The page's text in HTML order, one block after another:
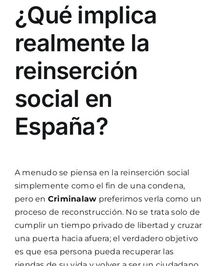
¿Qué implica
realmente la
reinserción
social en
España?
A menudo se piensa en la reinserción social
simplemente como el fin de una condena,
pero en Criminalaw preferimos verla como un
proceso de reconstrucción. No se trata solo de
cumplir un tiempo privado de libertad y cruzar
una puerta hacia afuera; el verdadero objetivo
es que esa persona pueda recuperar las